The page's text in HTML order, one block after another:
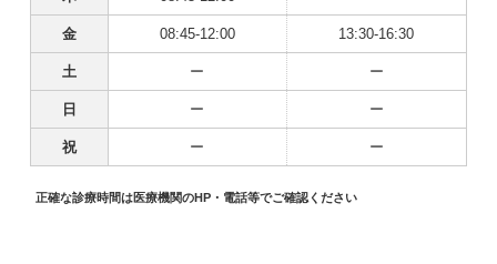
金 08:45-12:00 13:30-16:30
土 ー ー
日 ー ー
祝 ー ー
正確な診療時間は医療機関のHP・電話等でご確認ください